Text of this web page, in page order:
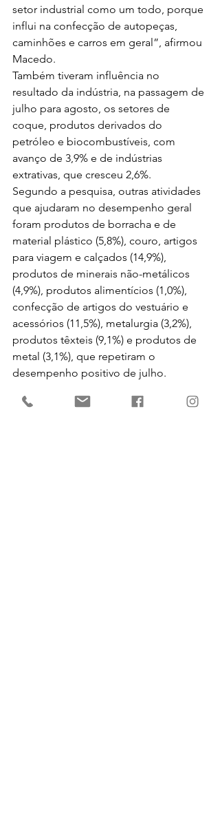
setor industrial como um todo, porque
influi na confecção de autopeças,
caminhões e carros em geral”, afirmou
Macedo.
Também tiveram influência no
resultado da indústria, na passagem de
julho para agosto, os setores de
coque, produtos derivados do
petróleo e biocombustíveis, com
avanço de 3,9% e de indústrias
extrativas, que cresceu 2,6%.
Segundo a pesquisa, outras atividades
que ajudaram no desempenho geral
foram produtos de borracha e de
material plástico (5,8%), couro, artigos
para viagem e calçados (14,9%),
produtos de minerais não-metálicos
(4,9%), produtos alimentícios (1,0%),
confecção de artigos do vestuário e
acessórios (11,5%), metalurgia (3,2%),
produtos têxteis (9,1%) e produtos de
metal (3,1%), que repetiram o
desempenho positivo de julho.
os dez ramos que tiveram redução na